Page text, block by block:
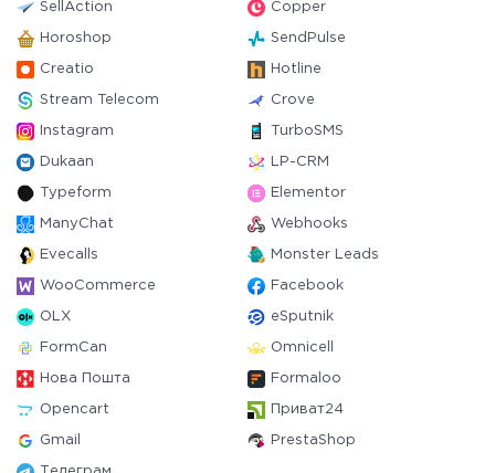
SellAction Copper
Horoshop SendPulse
Creatio Hotline
Stream Telecom Crove
Instagram TurboSMS
Dukaan LP-CRM
Typeform Elementor
ManyChat Webhooks
Evecalls Monster Leads
WooCommerce Facebook
OLX eSputnik
FormCan Omnicell
Нова Пошта Formaloo
Opencart Приват24
Gmail PrestaShop